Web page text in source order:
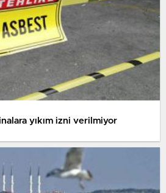
yıkım izni verilmiyor